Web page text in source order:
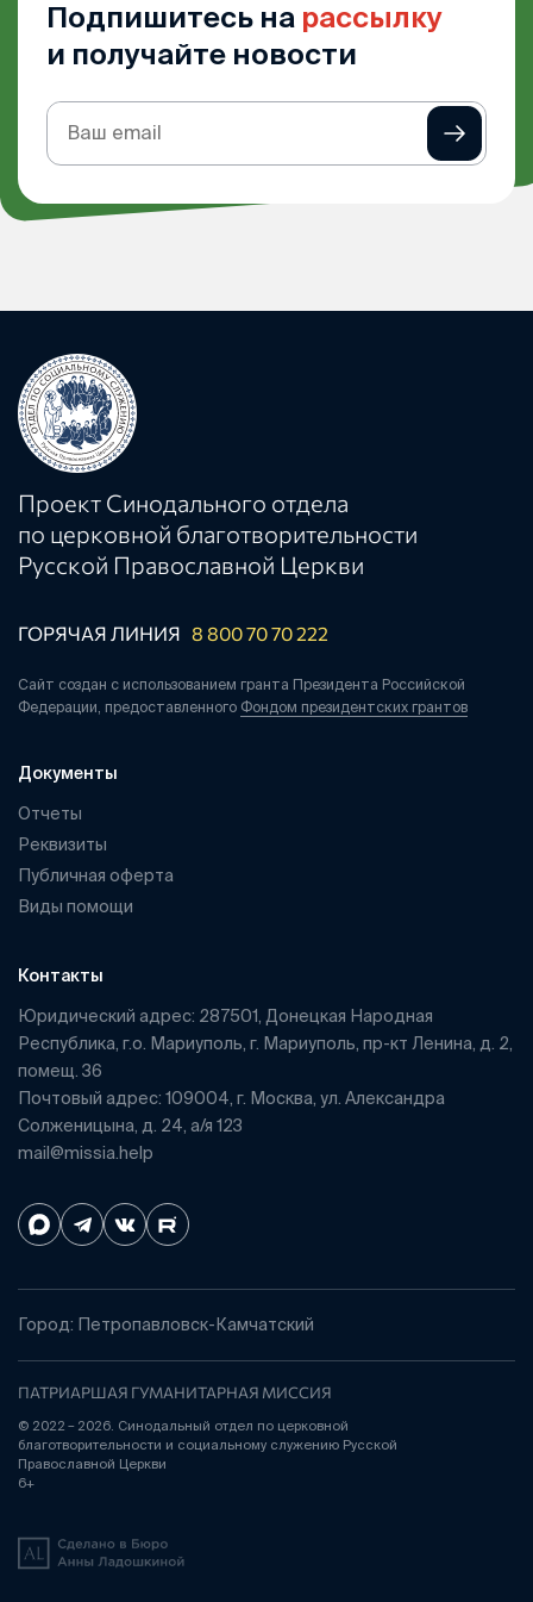
Подпишитесь на рассылку
и получайте новости
Подписка
на
Проект Синодального отдела
по церковной благотворительности
Русской Православной Церкви
ГОРЯЧАЯ ЛИНИЯ 8 800 70 70 222
Сайт создан с использованием гранта Президента Российской
Федерации, предоставленного Фондом президентских грантов
Документы
Отчеты
Реквизиты
Публичная оферта
Виды помощи
Контакты
Юридический адрес: 287501, Донецкая Народная
Республика, г.о. Мариуполь, г. Мариуполь, пр-кт Ленина, д. 2,
помещ. 36
Почтовый адрес: 109004, г. Москва, ул. Александра
Солженицына, д. 24, а/я 123
mail@missia.help
Город: Петропавловск-Камчатский
ПАТРИАРШАЯ ГУМАНИТАРНАЯ МИССИЯ
© 2022 – 2026. Синодальный отдел по церковной
благотворительности и социальному служению Русской
Православной Церкви
6+